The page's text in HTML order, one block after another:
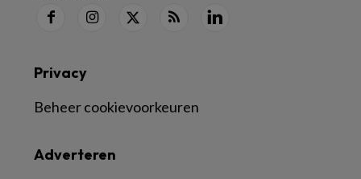
Adverteren
Privacy
Beheer cookievoorkeuren